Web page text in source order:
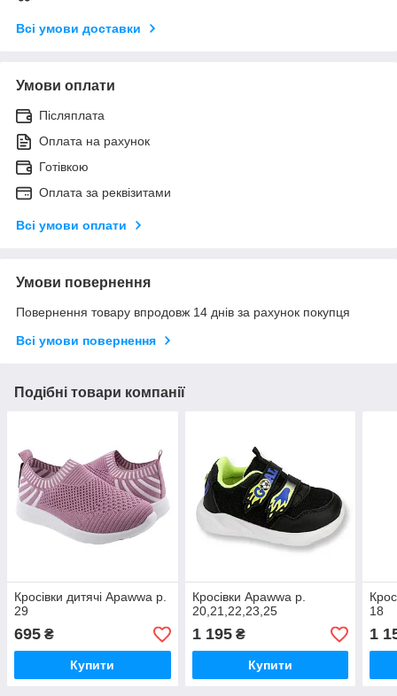
Всі умови доставки
Умови оплати
Післяплата
Оплата на рахунок
Готівкою
Оплата за реквізитами
Всі умови оплати
Умови повернення
Повернення товару впродовж 14 днів за рахунок покупця
Всі умови повернення
Подібні товари компанії
Кросівки дитячі Apawwa р.
29
695 ₴
Купити
Кросівки Apawwa р.
20,21,22,23,25
1 195₴
Купити
18
1